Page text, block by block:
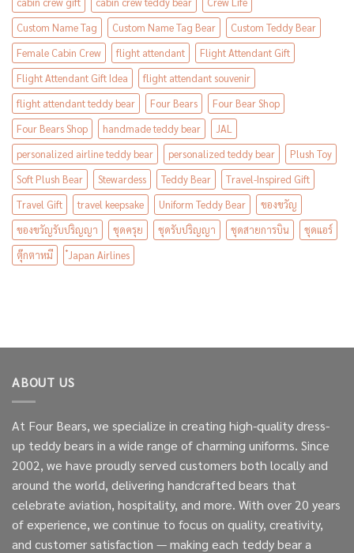
Custom Name Tag
Custom Name Tag Bear
Custom Teddy Bear
Female Cabin Crew
flight attendant
Flight Attendant Gift
Flight Attendant Gift Idea
flight attendant souvenir
flight attendant teddy bear
Four Bears
Four Bear Shop
Four Bears Shop
handmade teddy bear
JAL
personalized airline teddy bear
personalized teddy bear
Plush Toy
Soft Plush Bear
Stewardess Teddy Bear
Travel-Inspired Gift
Travel Gift
travel keepsake Uniform Teddy Bear
ของขวัญ
ของขวัญรับปริญญา
ชุดครุย ชุดรับปริญญา ชุดสายการบิน
ชุดแอร์
ตุ๊กตาหมี
๋Japan Airlines
ABOUT US
At Four Bears, we specialize in creating high-quality dress-
up teddy bears in a wide range of charming uniforms. Since
2002, we have proudly served customers both locally and
around the world, delivering handcrafted bears that
celebrate aviation, hospitality, and more. With over 20 years
of experience, we continue to focus on quality, creativity,
and customer satisfaction — making each teddy bear a